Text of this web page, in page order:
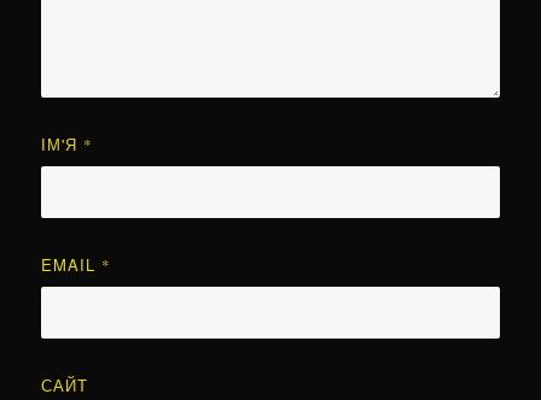
ІМ'Я *
EMAIL *
САЙТ